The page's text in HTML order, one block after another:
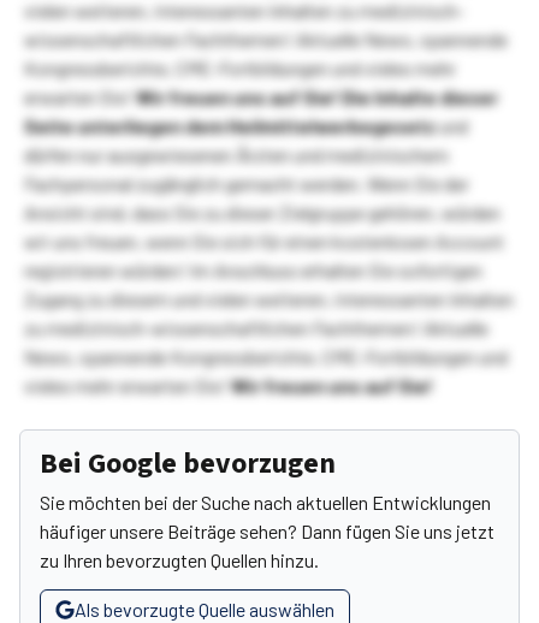
vielen weiteren, interessanten Inhalten zu medizinisch-
wissenschaftlichen Fachthemen! Aktuelle News, spannende
Kongressberichte, CME-Fortbildungen und vieles mehr
erwarten Sie!Wir freuen uns auf Sie!Die Inhalte dieser
Seite unterliegen dem Heilmittelwerbegesetzund
dürfen nur ausgewiesenen Ärzten und medizinischem
Fachpersonal zugänglich gemacht werden. Wenn Sie der
Ansicht sind, dass Sie zu dieser Zielgruppe gehören, würden
wir uns freuen, wenn Sie sich für einen kostenlosen Account
registrieren würden! Im Anschluss erhalten Sie sofortigen
Zugang zu diesem und vielen weiteren, interessanten Inhalten
zu medizinisch-wissenschaftlichen Fachthemen! Aktuelle
News, spannende Kongressberichte, CME-Fortbildungen und
vieles mehr erwarten Sie!Wir freuen uns auf Sie!
Bei Google bevorzugen
Sie möchten bei der Suche nach aktuellen Entwicklungen
häufiger unsere Beiträge sehen? Dann fügen Sie uns jetzt
zu Ihren bevorzugten Quellen hinzu.
Als bevorzugte Quelle auswählen